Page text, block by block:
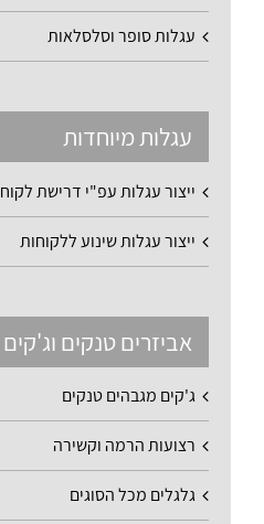
עגלות סופר וסלסלאות
עגלות מיוחדות
ייצור עגלות עפ"י דרישת לקוח
ייצור עגלות שינוע ללקוחות
אביזרים טנקים וג'קים
ג'קים מגבהים טנקים
רצועות הרמה וקשירה
גלגלים מכל הסוגים